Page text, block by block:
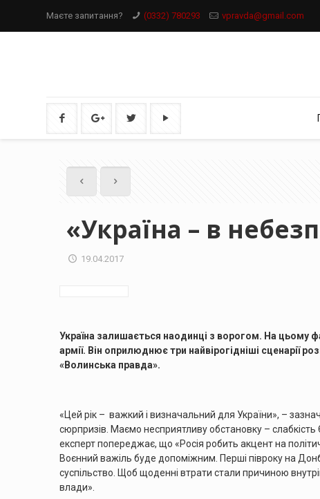
Маєте запитання? (0332) 780293 vpravda@gmail.com
«Україна – в
19.04.2017
Україна залишається наодинці з ворогом. На цьому
армії. Він оприлюднює три найвірогідніші сценарії
«Волинська правда».
«Цей рік – важкий і визначальний для України», –
сюрпризів. Маємо несприятливу обстановку –
експерт попереджає, що «Росія робить акцент на
Воєнний важіль буде допоміжним. Перші півроку на
суспільство. Щоб щоденні втрати стали причиною
влади».